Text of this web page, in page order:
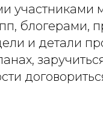
участниками
блогерами,
и детали